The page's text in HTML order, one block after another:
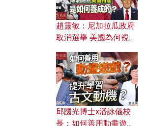
趙靈敏：尼加拉瓜政府
取消選舉 美國為何視若
加是如何養成的？
邱國光博士x潘詠儀校
長：如何善用動畫遊戲